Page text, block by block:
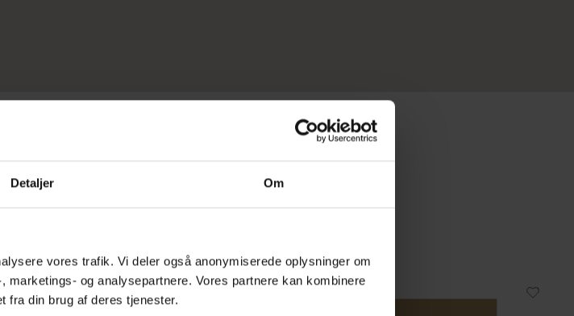
Detaljer Om
vores trafik. Vi deler også anonymiserede oplysninger om
og analysepartnere. Vores partnere kan kombinere
fra din brug af deres tjenester.